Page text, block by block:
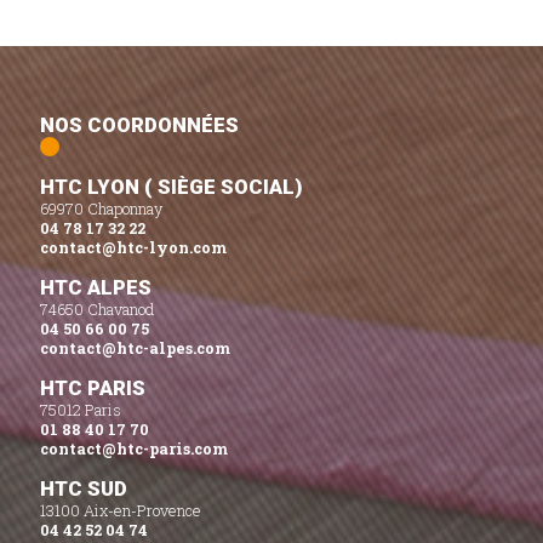
NOS COORDONNÉES
HTC LYON ( SIÈGE SOCIAL)
69970 Chaponnay
04 78 17 32 22
contact@htc-lyon.com
HTC ALPES
74650 Chavanod
04 50 66 00 75
contact@htc-alpes.com
HTC PARIS
75012 Paris
01 88 40 17 70
contact@htc-paris.com
HTC SUD
13100 Aix-en-Provence
04 42 52 04 74